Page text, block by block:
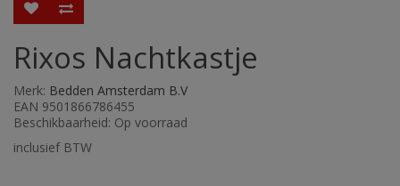
Rixos Nachtkastje
Merk: Bedden Amsterdam B.V
EAN 9501866786455
Beschikbaarheid: Op voorraad
inclusief BTW